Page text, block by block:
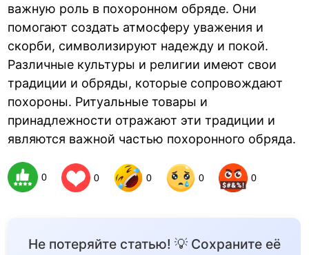
важную роль в похоронном обряде. Они
помогают создать атмосферу уважения и
скорби, символизируют надежду и покой.
Различные культуры и религии имеют свои
традиции и обряды, которые сопровождают
похороны. Ритуальные товары и
принадлежности отражают эти традиции и
являются важной частью похоронного обряда.
0 0 0 0 0
Не потеряйте статью! 💡 Сохраните её